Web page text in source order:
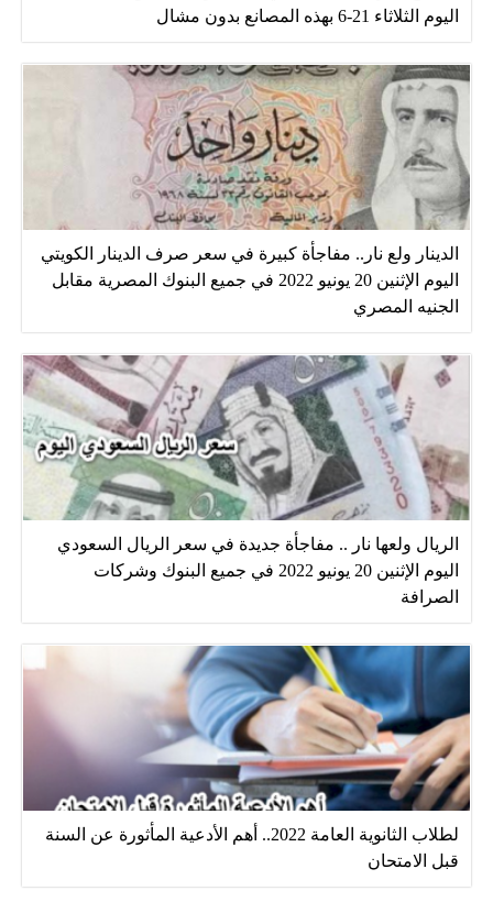
اليوم الثلاثاء 21-6 بهذه المصانع بدون مشال
الدينار ولع نار.. مفاجأة كبيرة في سعر صرف الدينار الكويتي
اليوم الإثنين 20 يونيو 2022 في جميع البنوك المصرية مقابل
الجنيه المصري
الريال ولعها نار .. مفاجأة جديدة في سعر الريال السعودي
اليوم الإثنين 20 يونيو 2022 في جميع البنوك وشركات
الصرافة
لطلاب الثانوية العامة 2022.. أهم الأدعية المأثورة عن السنة
قبل الامتحان